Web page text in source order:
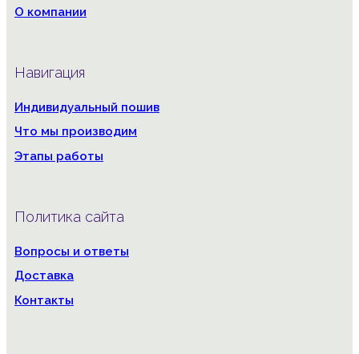
О компании
Навигация
Индивидуальный пошив
Что мы производим
Этапы работы
Политика сайта
Вопросы и ответы
Доставка
Контакты